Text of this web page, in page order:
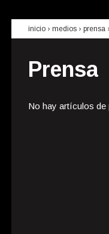
inicio › medios › prensa
Prensa
No hay artículos de